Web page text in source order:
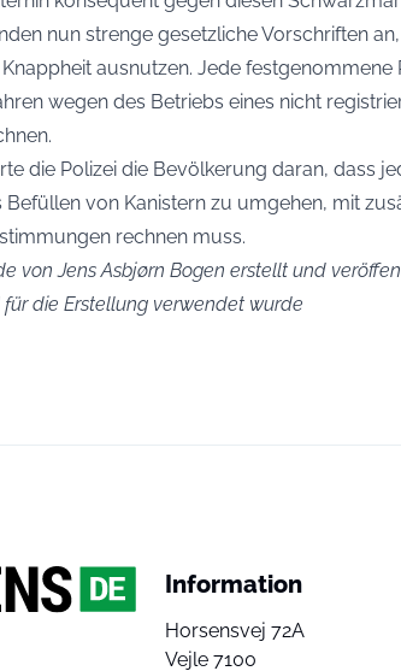
nun strenge gesetzliche Vorschriften
ausnutzen. Jede festgenommene
wegen des Betriebs eines nicht
die Polizei die Bevölkerung daran, dass
Befüllen von Kanistern zu umgehen, mit
rechnen muss.
von Jens Asbjørn Bogen erstellt und
die Erstellung verwendet wurde
Information
Horsensvej 72A
Vejle 7100